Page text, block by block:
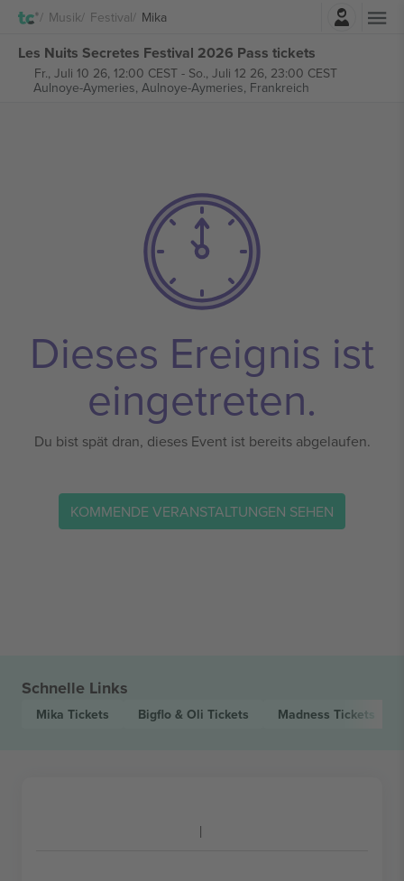
Musik Festival Mika
Les Nuits Secretes Festival 2026 Pass tickets
Fr., Juli 10 26, 12:00 CEST- So., Juli 12 26, 23:00 CEST
Aulnoye-Aymeries, Aulnoye-Aymeries, Frankreich
Dieses Ereignis ist
eingetreten.
Du bist spät dran, dieses Event ist bereits abgelaufen.
KOMMENDE VERANSTALTUNGEN SEHEN
Schnelle Links
Mika Tickets Bigflo & Oli Tickets Madness Tickets